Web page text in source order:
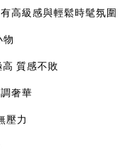
高級感與輕鬆時髦氛圍
物
高 質感不敗
奢華
壓力